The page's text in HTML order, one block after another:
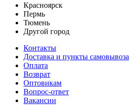
Красноярск
Пермь
Тюмень
Другой город
Контакты
Доставка и пункты самовывоза
Оплата
Возврат
Оптовикам
Вопрос-ответ
Вакансии